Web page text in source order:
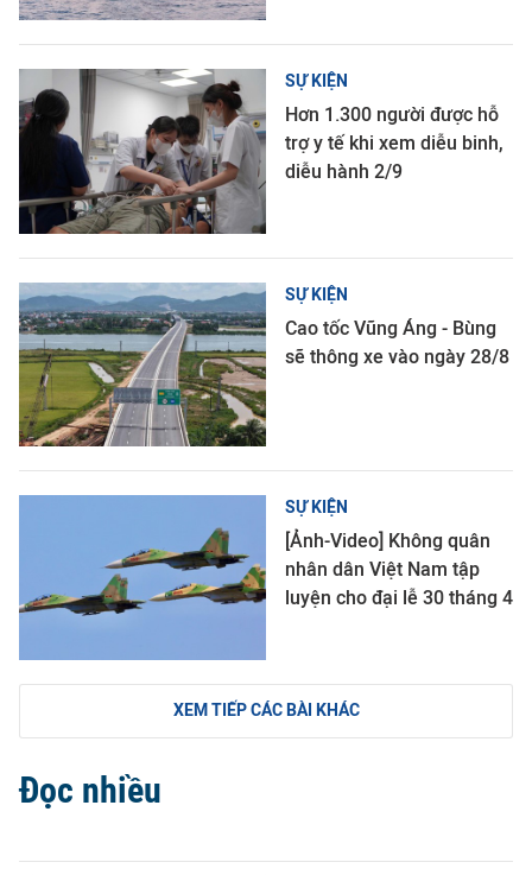
SỰ KIỆN
Hơn 1.300 người được hỗ
trợ y tế khi xem diễu binh,
diễu hành 2/9
SỰ KIỆN
Cao tốc Vũng Áng - Bùng
sẽ thông xe vào ngày 28/8
SỰ KIỆN
[Ảnh-Video] Không quân
nhân dân Việt Nam tập
luyện cho đại lễ 30 tháng 4
XEM TIẾP CÁC BÀI KHÁC
Đọc nhiều